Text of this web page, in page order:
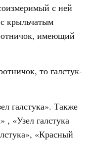
с ней
крыльчатым
имеющий
то галстук-
галстука». Также
, «Узел галстука
«Красный